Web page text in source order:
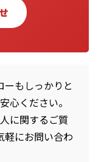
もしっかりと
心ください。
に関するご質
軽にお問い合わ